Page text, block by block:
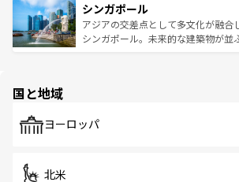
参照してほしい。
激する。気候は一年中温暖で、どの
が待っている。親しみやすいタイの
た文化、そして多様な観光資源が、
み、どこを訪れても感動するはず。
ており、効率よく見どころを回れる
うな絶景から文化的な体験まで、香
シンガポール
アジアの交差点として多文化が融合
シンガポール。未来的な建築物が並
で、ホーカーズは地元の風情を楽し
国と地域
ヨーロッパ
北米